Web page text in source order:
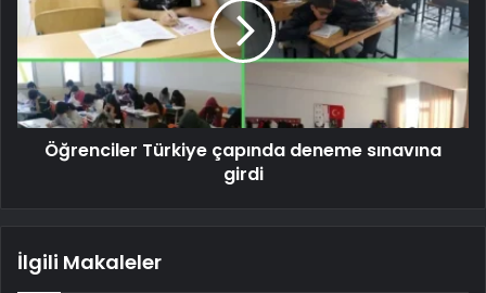
Öğrenciler Türkiye çapında deneme sınavına
girdi
İlgili Makaleler